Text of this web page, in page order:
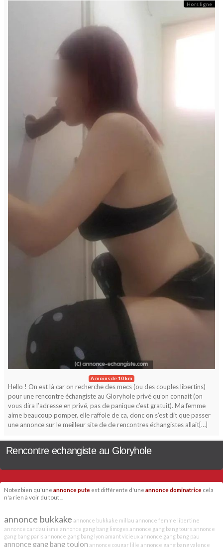
Hors ligne
A moins de 10 km
Hello ! On est là car on recherche des mecs (ou des couples libertins)
pour une rencontre échangiste au Gloryhole privé qu’on connait (on
vous dira l’adresse en privé, pas de panique c’est gratuit). Ma femme
aime beaucoup pomper, elle raffole de ca, donc on s’est dit que passer
une annonce sur le meilleur site de de rencontres échangistes allait[…]
Rencontre echangiste au Gloryhole
Notez bien qu'une annonce pute est différente d'une annonce dominatrice cela
n'a rien à voir du tout ...
annonce bukkake annonce bukkake millau annonce femme libertine
annonce candaulisme annonce gang bang limoges annonce gang bang tours annonce
gang bang paris annonce gang bang lyon amant vicieux annonce gang bang pau
annonce gang bang toulon annonce cougar lille annonce gang bang valence